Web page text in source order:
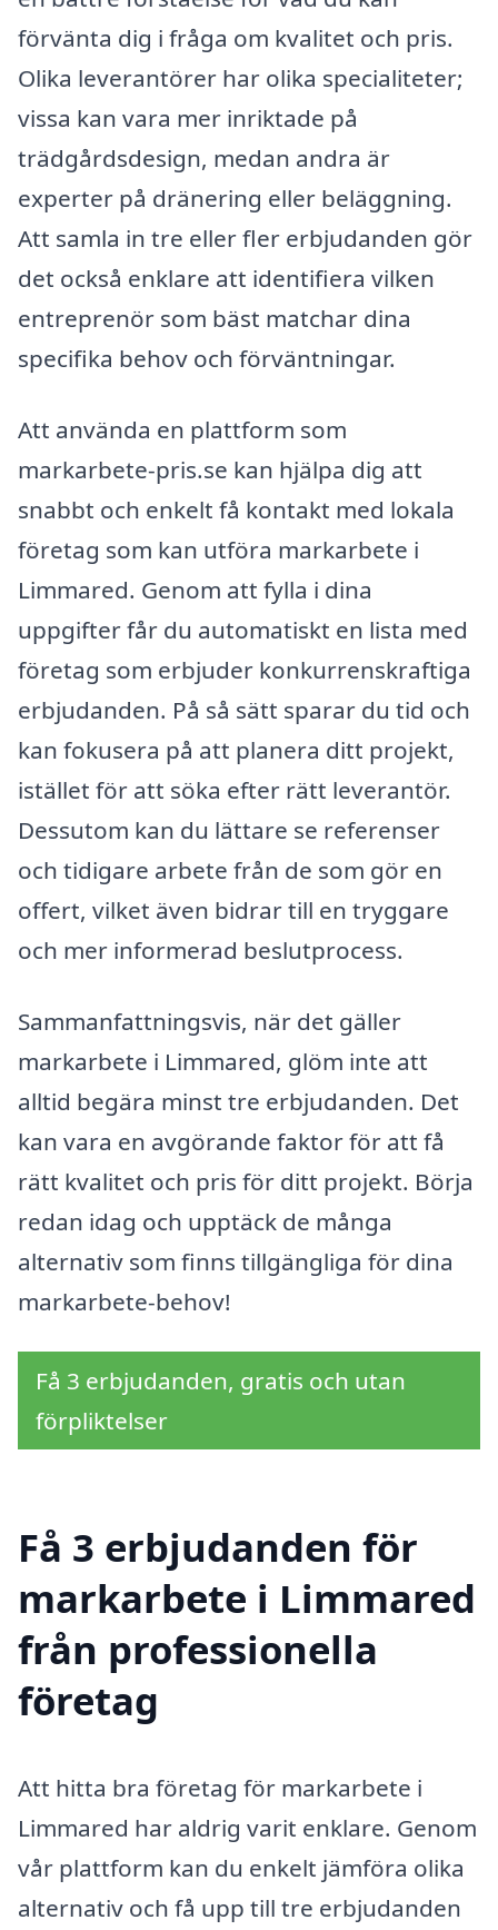
förvänta dig i fråga om kvalitet och pris.
Olika leverantörer har olika specialiteter;
vissa kan vara mer inriktade på
trädgårdsdesign, medan andra är
experter på dränering eller beläggning.
Att samla in tre eller fler erbjudanden gör
det också enklare att identifiera vilken
entreprenör som bäst matchar dina
specifika behov och förväntningar.
Att använda en plattform som
markarbete-pris.se kan hjälpa dig att
snabbt och enkelt få kontakt med lokala
företag som kan utföra markarbete i
Limmared. Genom att fylla i dina
uppgifter får du automatiskt en lista med
företag som erbjuder konkurrenskraftiga
erbjudanden. På så sätt sparar du tid och
kan fokusera på att planera ditt projekt,
istället för att söka efter rätt leverantör.
Dessutom kan du lättare se referenser
och tidigare arbete från de som gör en
offert, vilket även bidrar till en tryggare
och mer informerad beslutprocess.
Sammanfattningsvis, när det gäller
markarbete i Limmared, glöm inte att
alltid begära minst tre erbjudanden. Det
kan vara en avgörande faktor för att få
rätt kvalitet och pris för ditt projekt. Börja
redan idag och upptäck de många
alternativ som finns tillgängliga för dina
markarbete-behov!
Få 3 erbjudanden, gratis och utan
förpliktelser
Få 3 erbjudanden för
markarbete i Limmared
från professionella
företag
Att hitta bra företag för markarbete i
Limmared har aldrig varit enklare. Genom
vår plattform kan du enkelt jämföra olika
alternativ och få upp till tre erbjudanden